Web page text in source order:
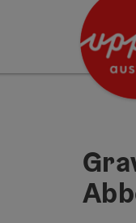
Accesskey
Accesskey